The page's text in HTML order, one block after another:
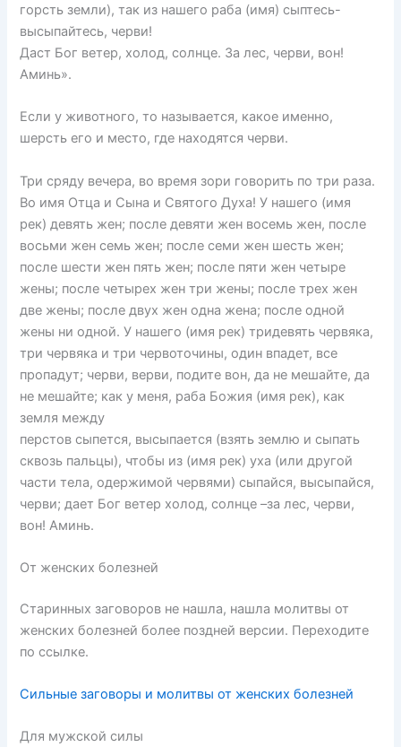
горсть земли), так из нашего раба (имя) сыптесь-
высыпайтесь, черви!
Даст Бог ветер, холод, солнце. За лес, черви, вон!
Аминь».
Если у животного, то называется, какое именно,
шерсть его и место, где находятся черви.
Три сряду вечера, во время зори говорить по три раза.
Во имя Отца и Сына и Святого Духа! У нашего (имя
рек) девять жен; после девяти жен восемь жен, после
восьми жен семь жен; после семи жен шесть жен;
после шести жен пять жен; после пяти жен четыре
жены; после четырех жен три жены; после трех жен
две жены; после двух жен одна жена; после одной
жены ни одной. У нашего (имя рек) тридевять червяка,
три червяка и три червоточины, один впадет, все
пропадут; черви, верви, подите вон, да не мешайте, да
не мешайте; как у меня, раба Божия (имя рек), как
земля между
перстов сыпется, высыпается (взять землю и сыпать
сквозь пальцы), чтобы из (имя рек) уха (или другой
части тела, одержимой червями) сыпайся, высыпайся,
черви; дает Бог ветер холод, солнце –за лес, черви,
вон! Аминь.
От женских болезней
Старинных заговоров не нашла, нашла молитвы от
женских болезней более поздней версии. Переходите
по ссылке.
Сильные заговоры и молитвы от женских болезней
Для мужской силы